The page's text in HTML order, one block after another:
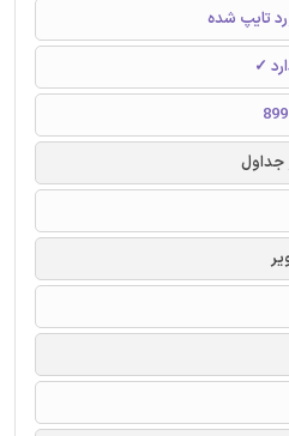
تایپ شده
✓
جداول